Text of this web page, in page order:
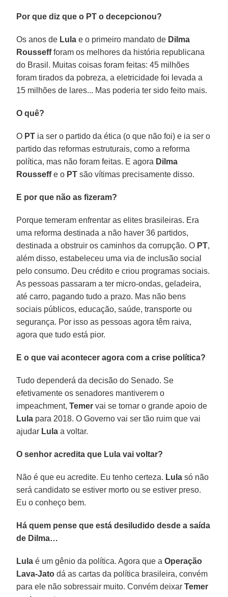
Por que diz que o PT o decepcionou?
Os anos de Lula e o primeiro mandato de Dilma
Rousseffforam os melhores da história republicana
do Brasil. Muitas coisas foram feitas: 45 milhões
foram tirados da pobreza, a eletricidade foi levada a
15 milhões de lares... Mas poderia ter sido feito mais.
O quê?
O PT ia ser o partido da ética (o que não foi) e ia ser o
partido das reformas estruturais, como a reforma
política, mas não foram feitas. E agora Dilma
Rousseffe o PT são vítimas precisamente disso.
E por que não as fizeram?
Porque temeram enfrentar as elites brasileiras. Era
uma reforma destinada a não haver 36 partidos,
destinada a obstruir os caminhos da corrupção. O PT,
além disso, estabeleceu uma via de inclusão social
pelo consumo. Deu crédito e criou programas sociais.
As pessoas passaram a ter micro-ondas, geladeira,
até carro, pagando tudo a prazo. Mas não bens
sociais públicos, educação, saúde, transporte ou
segurança. Por isso as pessoas agora têm raiva,
agora que tudo está pior.
E o que vai acontecer agora com a crise política?
Tudo dependerá da decisão do Senado. Se
efetivamente os senadores mantiverem o
impeachment,Temer vai se tornar o grande apoio de
Lula para 2018. O Governo vai ser tão ruim que vai
ajudar Lula a voltar.
O senhor acredita que Lula vai voltar?
Não é que eu acredite. Eu tenho certeza. Lula só não
será candidato se estiver morto ou se estiver preso.
Eu o conheço bem.
Há quem pense que está desiludido desde a saída
de Dilma…
Lula é um gênio da política. Agora que aOperação
Lava-Jato dá as cartas da política brasileira, convém
para ele não sobressair muito. Convém deixarTemer